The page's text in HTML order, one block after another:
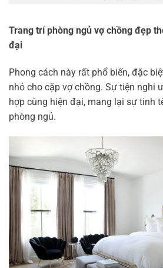
Trang trí phòng ngủ vợ chồng đẹp
đại
Phong cách này rất phổ biến, đặc
nhỏ cho cặp vợ chồng. Sự tiện nghi
hợp cùng hiện đại, mang lại sự tinh
phòng ngủ.